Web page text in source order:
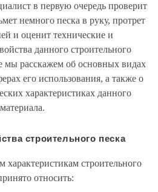
в первую очередь проверит
немного песка в руку, протрет
и оценит технические и
данного строительного
мы расскажем об основных видах
его использования, а также о
характеристиках данного
материала.
строительного песка
строительного
относить: